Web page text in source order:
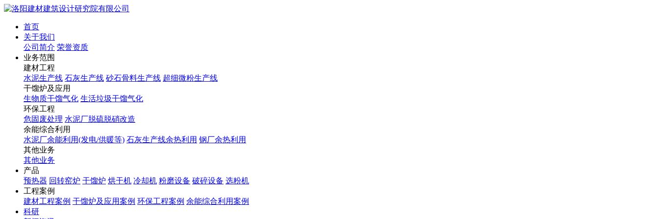
首页
关于我们
公司简介 荣誉资质
业务范围
建材工程
水泥生产线 石灰生产线 砂石骨料生产线 超细微粉生产线
干馏炉及应用
生物质干馏气化 生活垃圾干馏气化
环保工程
危固废处理 水泥厂脱硫脱硝改造
余能综合利用
水泥厂余能利用(发电/供暖等) 石灰生产线余热利用 钢厂余热利用
其他业务
其他业务
产品
预热器 回转窑炉 干馏炉 烘干机 冷却机 粉磨设备 破碎设备 选粉机
工程案例
建材工程案例 干馏炉及应用案例 环保工程案例 余能综合利用案例
科研